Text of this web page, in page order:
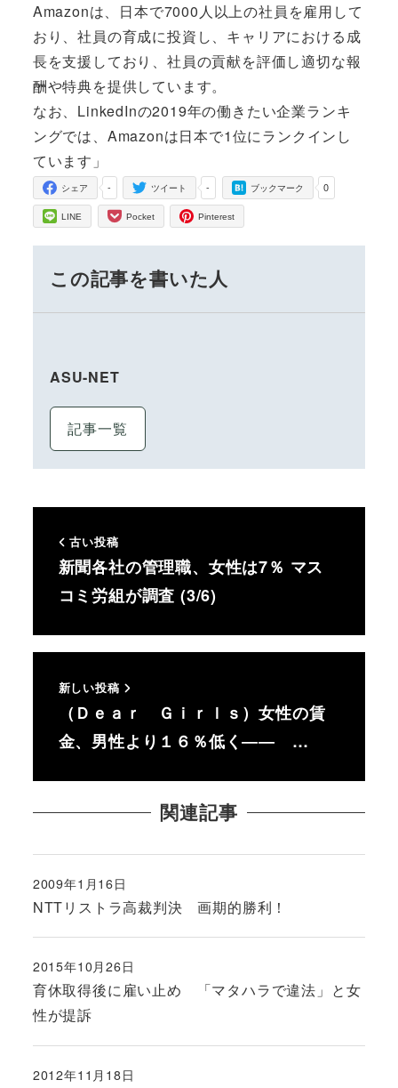
Amazonは、日本で7000人以上の社員を雇用して
おり、社員の育成に投資し、キャリアにおける成
長を支援しており、社員の貢献を評価し適切な報
酬や特典を提供しています。
なお、LinkedInの2019年の働きたい企業ランキ
ングでは、Amazonは日本で1位にランクインし
ています」
-
シェア -
ツイート 0
ブックマーク
LINE Pocket Pinterest
この記事を書いた人
ASU-NET
記事一覧
古い投稿
新聞各社の管理職、女性は7％ マス
コミ労組が調査 (3/6)
新しい投稿
（Ｄｅａｒ Ｇｉｒｌｓ）女性の賃
金、男性より１６％低く―― …
関連記事
NTTリストラ高裁判決 画期的勝利！
投稿日
2009年1月16日
育休取得後に雇い止め 「マタハラで違法」と女
性が提訴
投稿日
2015年10月26日
投稿日
2012年11月18日